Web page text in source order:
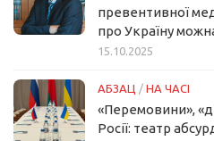
превентивної
про Україну
15.10.2025
АБЗАЦ / НА ЧАСІ
«Перемовини»,
Росії: театр